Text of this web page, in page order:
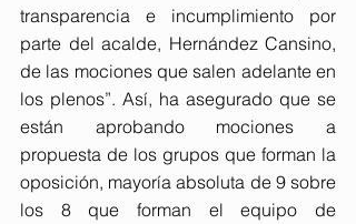
transparencia e incumplimiento por
parte del acalde, Hernández Cansino,
de las mociones que salen adelante en
los plenos”. Así, ha asegurado que se
están aprobando mociones a
propuesta de los grupos que forman la
oposición, mayoría absoluta de 9 sobre
los 8 que forman el equipo de